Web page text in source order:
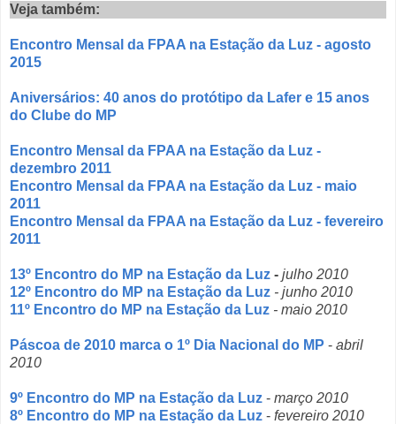
Veja também:
Encontro Mensal da FPAA na Estação da Luz - agosto
2015
Aniversários: 40 anos do protótipo da Lafer e 15 anos
do Clube do MP
Encontro Mensal da FPAA na Estação da Luz -
dezembro 2011
Encontro Mensal da FPAA na Estação da Luz - maio
2011
Encontro Mensal da FPAA na Estação da Luz - fevereiro
2011
13º Encontro do MP na Estação da Luz - julho 2010
12º Encontro do MP na Estação da Luz - junho 2010
11º Encontro do MP na Estação da Luz - maio 2010
Páscoa de 2010 marca o 1º Dia Nacional do MP - abril
2010
9º Encontro do MP na Estação da Luz - março 2010
8º Encontro do MP na Estação da Luz - fevereiro 2010